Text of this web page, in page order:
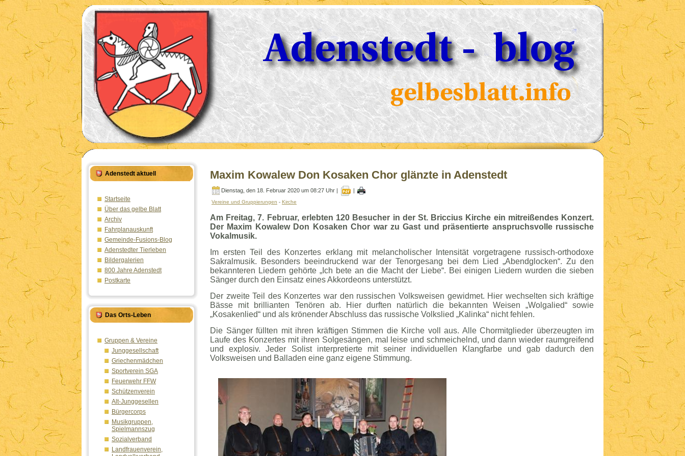
Adenstedt aktuell
Startseite
Über das gelbe Blatt
Archiv
Fahrplanauskunft
Gemeinde-Fusions-Blog
Adenstedter Tierleben
Bildergalerien
800 Jahre Adenstedt
Postkarte
Das Orts-Leben
Gruppen & Vereine
Junggesellschaft
Griechenmädchen
Sportverein SGA
Feuerwehr FFW
Schützenverein
Alt-Junggesellen
Bürgercorps
Musikgruppen,
Spielmannszug
Sozialverband
Landfrauenverein,
Maxim Kowalew Don Kosaken Chor glänzte in Adenstedt
Dienstag, den 18. Februar 2020 um 08:27 Uhr | |
Vereine und Gruppierungen - Kirche
Am Freitag, 7. Februar, erlebten 120 Besucher in der St. Briccius Kirche ein mitreißendes Konzert.
Der Maxim Kowalew Don Kosaken Chor war zu Gast und präsentierte anspruchsvolle russische
Vokalmusik.
Im ersten Teil des Konzertes erklang mit melancholischer Intensität vorgetragene russisch-orthodoxe
Sakralmusik. Besonders beeindruckend war der Tenorgesang bei dem Lied „Abendglocken“. Zu den
bekannteren Liedern gehörte „Ich bete an die Macht der Liebe“. Bei einigen Liedern wurden die sieben
Sänger durch den Einsatz eines Akkordeons unterstützt.
Der zweite Teil des Konzertes war den russischen Volksweisen gewidmet. Hier wechselten sich kräftige
Bässe mit brillianten Tenören ab. Hier durften natürlich die bekannten Weisen „Wolgalied“ sowie
„Kosakenlied“ und als krönender Abschluss das russische Volkslied „Kalinka“ nicht fehlen.
Die Sänger füllten mit ihren kräftigen Stimmen die Kirche voll aus. Alle Chormitglieder überzeugten im
Laufe des Konzertes mit ihren Solgesängen, mal leise und schmeichelnd, und dann wieder raumgreifend
und explosiv. Jeder Solist interpretierte mit seiner individuellen Klangfarbe und gab dadurch den
Volksweisen und Balladen eine ganz eigene Stimmung.